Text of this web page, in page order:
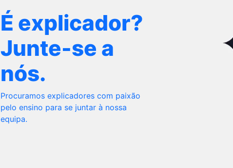
É explicador?
Junte-se a
nós.
Procuramos explicadores com paixão
pelo ensino para se juntar à nossa
equipa.